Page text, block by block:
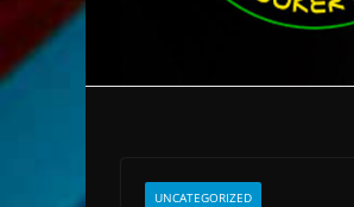
UNCATEGORIZED